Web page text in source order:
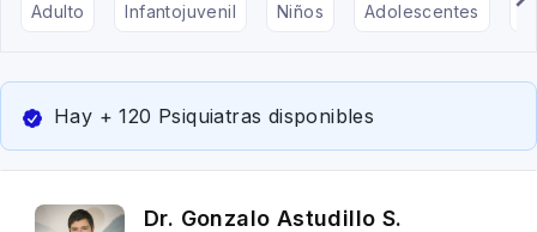
Adulto Infantojuvenil Niños Adolescentes
Hay + 120 Psiquiatras disponibles
Dr. Gonzalo Astudillo S.